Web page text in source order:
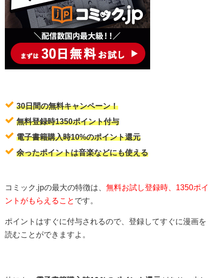
30日間の無料キャンペーン！
無料登録時1350ポイント付与
電子書籍購入時10%のポイント還元
余ったポイントは音楽などにも使える
コミック.jpの最大の特徴は、 無料お試し登録時、1350ポイ
ントがもらえること です。
ポイントはすぐに付与されるので、登録してすぐに漫画を
読むことができますよ。